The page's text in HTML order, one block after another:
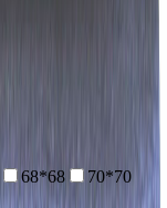
68*68
70*70